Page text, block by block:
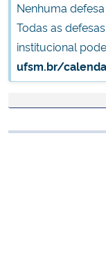
Ministério da
Ministério da Educação
Ministério da Cidadania
Nenhuma
Todas as
institucional
ufsm.br/